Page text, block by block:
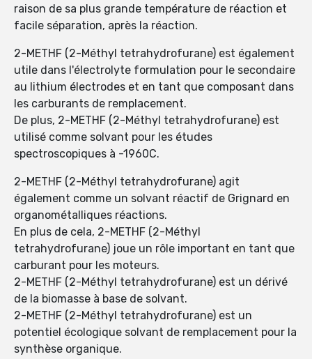
raison de sa plus grande température de réaction et
facile séparation, après la réaction.
2-METHF (2-Méthyl tetrahydrofurane) est également
utile dans l'électrolyte formulation pour le secondaire
au lithium électrodes et en tant que composant dans
les carburants de remplacement.
De plus, 2-METHF (2-Méthyl tetrahydrofurane) est
utilisé comme solvant pour les études
spectroscopiques à -1960C.
2-METHF (2-Méthyl tetrahydrofurane) agit
également comme un solvant réactif de Grignard en
organométalliques réactions.
En plus de cela, 2-METHF (2-Méthyl
tetrahydrofurane) joue un rôle important en tant que
carburant pour les moteurs.
2-METHF (2-Méthyl tetrahydrofurane) est un dérivé
de la biomasse à base de solvant.
2-METHF (2-Méthyl tetrahydrofurane) est un
potentiel écologique solvant de remplacement pour la
synthèse organique.